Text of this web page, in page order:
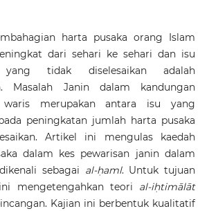
harta pusaka orang Islam
dari sehari ke sehari dan isu
tidak diselesaikan adalah
Masalah Janin dalam kandungan
merupakan antara isu yang
peningkatan jumlah harta pusaka
Artikel ini mengulas kaedah
dalam kes pewarisan janin dalam
sebagai al-ḥaml. Untuk tujuan
mengetengahkan teori al-iḥtimālāt
Kajian ini berbentuk kualitatif